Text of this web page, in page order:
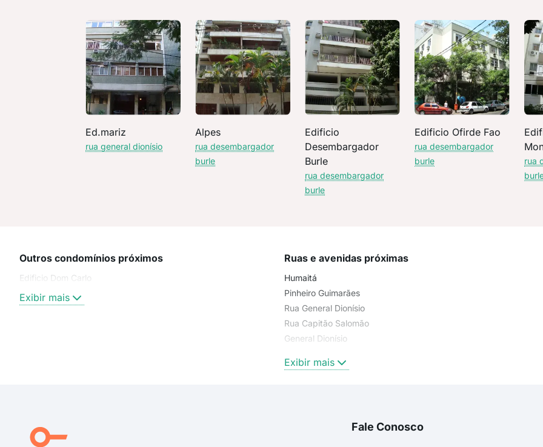
Ed.mariz
rua general dionísio
Alpes
rua desembargador
burle
Edificio
Desembargador
Burle
rua desembargador
burle
Edificio Ofirde Fao
rua desembargador
burle
rua
Outros condomínios próximos
Edificio Dom Carlo
Exibir mais
Ruas e avenidas próximas
Humaitá
Pinheiro Guimarães
Rua General Dionísio
Rua Capitão Salomão
General Dionísio
rua desembargador burle
Rua Visconde de Caravelas
Exibir mais
Fale Conosco